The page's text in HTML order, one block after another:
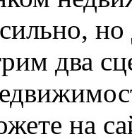
но
два
на